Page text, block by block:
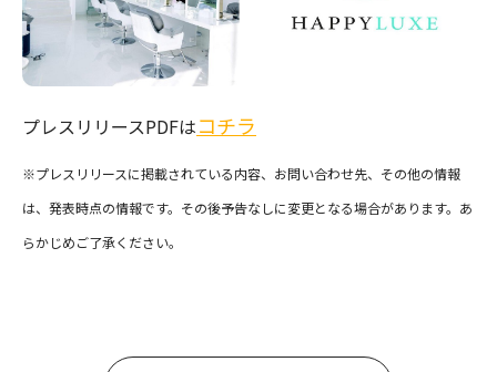
プレスリリースPDFはコチラ
※プレスリリースに掲載されている内容、お問い合わせ先、その他の情報
は、発表時点の情報です。その後予告なしに変更となる場合があります。あ
らかじめご了承ください。